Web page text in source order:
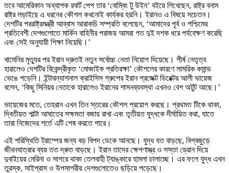
তবে আমেরিকান অধ্যাপক রবার্ট পেপ তার ‘বোম্বিং টু উইন’ বইয়ে লিখেছেন, রাষ্ট্র বনাম
রাষ্ট্র লড়াইয়ে এ ধরনের কৌশল কখনোই কার্যকর হয়নি। ইরানও এ বিষয়ে সচেতন।
দেশটির পররাষ্ট্রমন্ত্রী আব্বাস আরাকচি সম্প্রতি বলেছেন, ‘আমাদের পূর্ব ও পশ্চিমের
প্রতিবেশী দেশগুলোতে মার্কিন বাহিনীর পরাজয় আমরা গত দুই দশক ধরে পর্যবেক্ষণ করেছি
এবং সেই অনুযায়ী শিক্ষা নিয়েছি।’
খামেনির মৃত্যুর পর ইরান দ্রুতই নতুন সর্বোচ্চ নেতা নিয়োগ দিয়েছে। শীর্ষ নেতৃত্ব
হারালেও দেশটির বিকেন্দ্রীকৃত ‘মোজাইক প্রতিরক্ষা’ কৌশলের কারণে সামরিক কমান্ড
ভেঙে পড়েনি। ইন্টারন্যাশনাল ক্রাইসিস গ্রুপের ইরান প্রজেক্ট ডিরেক্টর আলী ভায়েজ
বলেন, ‘কিছু সিনিয়র নেতাকে হারালেও ইরানের শাসনব্যবস্থা এখনও বেশ অটুট আছে।’
ভায়েজের মতে, তেহরান এখন তিন স্তরের কৌশল প্রয়োগ করছে। প্রথমত টিকে থাকা,
দ্বিতীয়ত পাল্টা আঘাতের সক্ষমতা বজায় রাখা এবং তৃতীয়ত যুদ্ধকে দীর্ঘায়িত করা, যাতে
তারা নিজেদের শর্তে এটি শেষ করতে পারে।
এই পরিস্থিতি ট্রাম্পের জন্য বড় বিপদ ডেকে আনছে। যুদ্ধ যত বাড়ছে, বিশ্বজুড়ে
জীবনযাত্রার ব্যয় তত দ্রুত বাড়ছে। ইরান তাদের ক্ষেপণাস্ত্র ও সস্তা ড্রোন দিয়ে
দুবাইয়ের মেরিনা ও সাগরে থাকা তেলবাহী ট্যাঙ্কারে হামলা চালাচ্ছে। এর ফলে যুদ্ধ এখন
তুরস্ক, সাইপ্রাস ও উপসাগরীয় দেশগুলোতেও ছড়িয়ে পড়েছে।